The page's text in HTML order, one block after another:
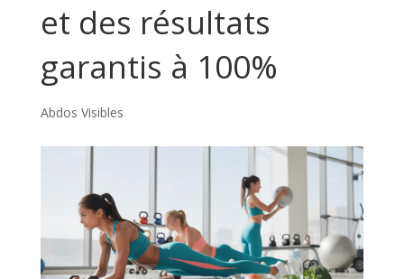
et des résultats
garantis à 100%
Abdos Visibles